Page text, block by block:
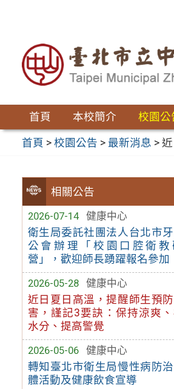
首頁 本校簡介 校園公
首頁 >校園公告 > 最新消息 >
相關公告
2026-07-14
健康中心
衛生局委託社團法人台北市
公會辦理「校園口腔衛教
營」，歡迎師長踴躍報名參加
2026-05-28
健康中心
近日夏日高溫，提醒師生預
害，謹記3要訣：保持涼爽
水分、提高警覺
2026-05-06
健康中心
轉知臺北市衛生局慢性病防
體活動及健康飲食宣導